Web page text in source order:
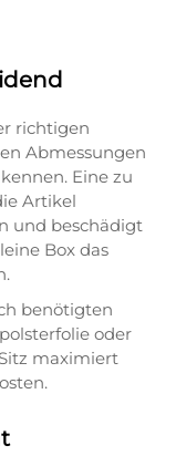
richtigen
Abmessungen
Eine zu
Artikel
und beschädigt
Box das
benötigten
oder
maximiert